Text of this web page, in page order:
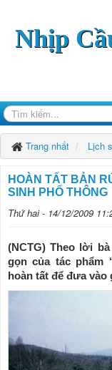
Nhịp
Trang nhất Lịch
HOÀN TẤT BẢN
SINH PHỔ THÔNG
Thứ hai - 14/12/2009
(NCTG) Theo lời
gọn của tác phẩm
hoàn tất để đưa